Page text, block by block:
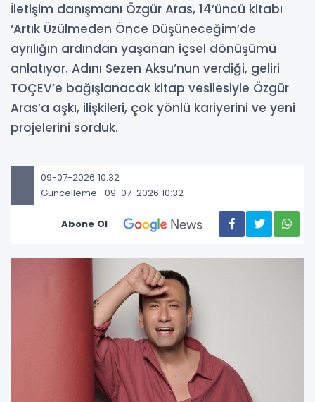
İletişim danışmanı Özgür Aras, 14’üncü kitabı
‘Artık Üzülmeden Önce Düşüneceğim’de
ayrılığın ardından yaşanan içsel dönüşümü
anlatıyor. Adını Sezen Aksu’nun verdiği, geliri
TOÇEV’e bağışlanacak kitap vesilesiyle Özgür
Aras’a aşkı, ilişkileri, çok yönlü kariyerini ve yeni
projelerini sorduk.
09-07-2026 10:32
Güncelleme : 09-07-2026 10:32
Abone Ol